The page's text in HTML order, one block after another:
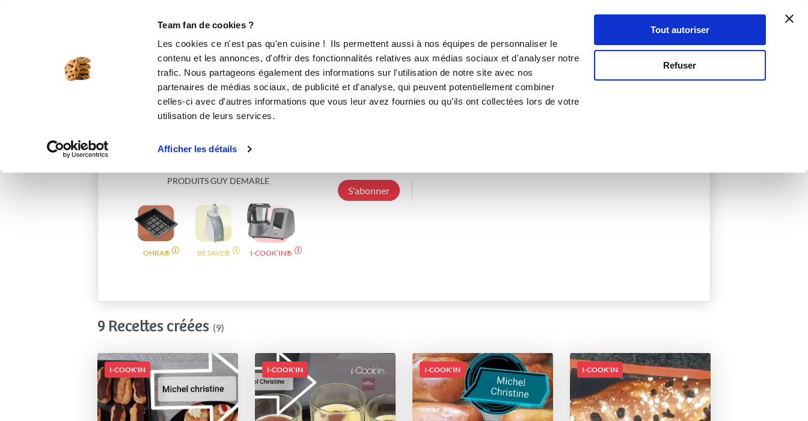
Team fan de cookies ?
Les cookies ce n'est pas qu'en cuisine ! Ils permettent aussi à nos équipes de personnaliser le
contenu et les annonces, d'offrir des fonctionnalités relatives aux médias sociaux et d'analyser notre
trafic. Nous partageons également des informations sur l'utilisation de notre site avec nos
partenaires de médias sociaux, de publicité et d'analyse, qui peuvent potentiellement combiner
celles-ci avec d'autres informations que vous leur avez fournies ou qu'ils ont collectées lors de votre
utilisation de leurs services.
Afficher les détails
Tout autoriser
Refuser
Se connecter
PRODUITS GUY DEMARLE
OHRA® BE SAVE® I-COOK’IN®
chris004
S'abonner
9 Recettes créées (9)
I-COOK'IN I-COOK'IN I-COOK'IN I-COOK'IN